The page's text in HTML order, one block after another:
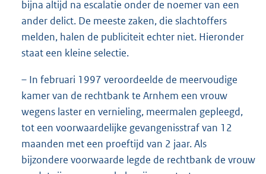
bijna altijd na escalatie onder de noemer van een
ander delict. De meeste zaken, die slachtoffers
melden, halen de publiciteit echter niet. Hieronder
staat een kleine selectie.
– In februari 1997 veroordeelde de meervoudige
kamer van de rechtbank te Arnhem een vrouw
wegens laster en vernieling, meermalen gepleegd,
tot een voorwaardelijke gevangenisstraf van 12
maanden met een proeftijd van 2 jaar. Als
bijzondere voorwaarde legde de rechtbank de vrouw